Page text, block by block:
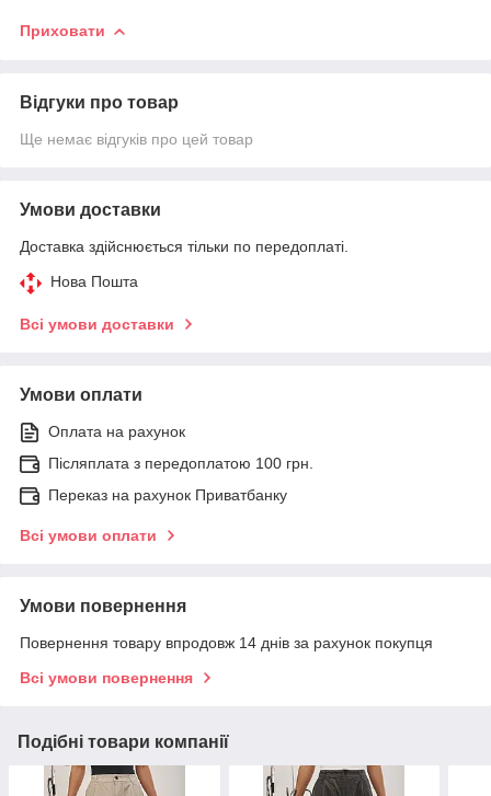
Приховати
Відгуки про товар
Ще немає відгуків про цей товар
Умови доставки
Доставка здійснюється тільки по передоплаті.
Нова Пошта
Всі умови доставки
Умови оплати
Оплата на рахунок
Післяплата з передоплатою 100 грн.
Переказ на рахунок Приватбанку
Всі умови оплати
Умови повернення
Повернення товару впродовж 14 днів за рахунок покупця
Всі умови повернення
Подібні товари компанії